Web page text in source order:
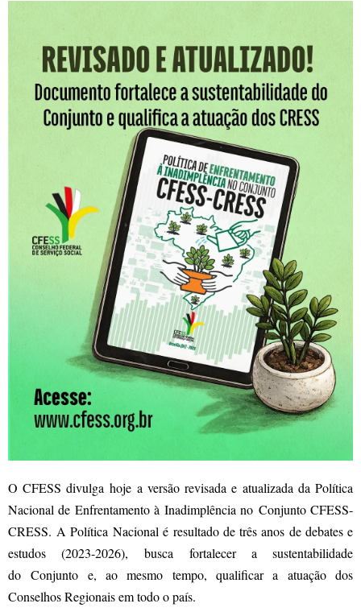
O CFESS divulga hoje a versão revisada e atualizada da Política
Nacional de Enfrentamento à Inadimplência no Conjunto CFESS-
CRESS. A Política Nacional é resultado de três anos de debates e
estudos (2023-2026), busca fortalecer a sustentabilidade
do Conjunto e, ao mesmo tempo, qualificar a atuação dos
Conselhos Regionais em todo o país.